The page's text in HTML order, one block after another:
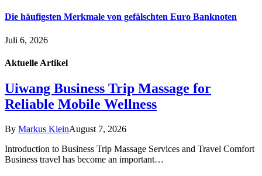
Die häufigsten Merkmale von gefälschten Euro Banknoten
Juli 6, 2026
Aktuelle Artikel
Uiwang Business Trip Massage for
Reliable Mobile Wellness
By Markus KleinAugust 7, 2026
Introduction to Business Trip Massage Services and Travel Comfort
Business travel has become an important…